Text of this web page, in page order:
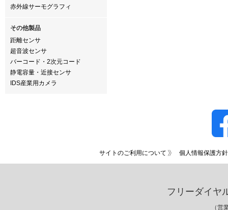
赤外線サーモグラフィ
その他製品
距離センサ
超音波センサ
バーコード・2次元コード
静電容量・近接センサ
IDS産業用カメラ
サイトのご利用について 個人情報保護方針
フリーダイヤ
（営